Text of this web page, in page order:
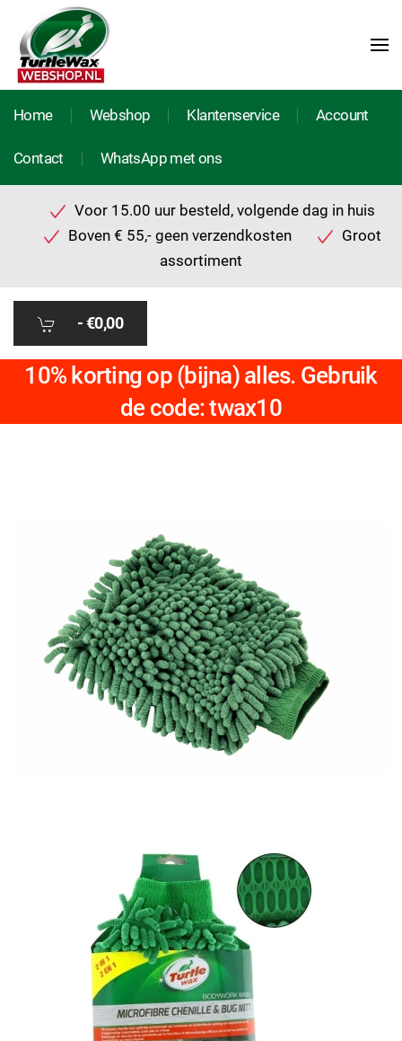
Home Webshop Klantenservice Account
Contact WhatsApp met ons
Voor 15.00 uur besteld, volgende dag in huis
Boven € 55,- geen verzendkosten
Groot
assortiment
-€0,00
10% korting op (bijna) alles. Gebruik
de code: twax10